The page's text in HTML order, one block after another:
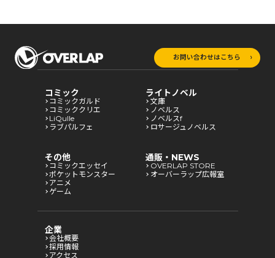
お問い合わせはこちら
コミック
コミックガルド
コミッククリエ
LiQulle
ラブパルフェ
ライトノベル
文庫
ノベルス
ノベルスf
ロサージュノベルス
その他
コミックエッセイ
ポケットモンスター
アニメ
ゲーム
通販・NEWS
OVERLAP STORE
オーバーラップ広報室
企業
会社概要
採用情報
アクセス